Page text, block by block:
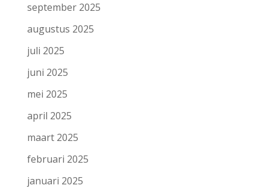
september 2025
augustus 2025
juli 2025
juni 2025
mei 2025
april 2025
maart 2025
februari 2025
januari 2025